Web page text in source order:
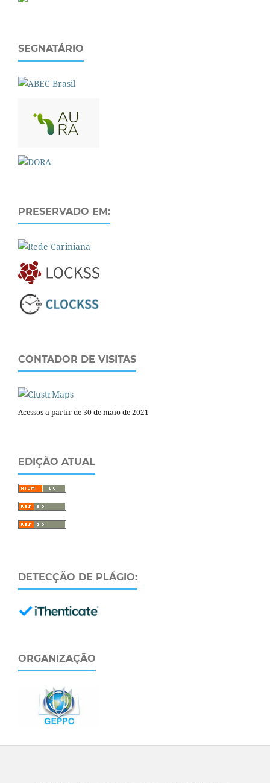
SEGNATÁRIO
PRESERVADO EM:
CONTADOR DE VISITAS
Acessos a partir de 30 de maio de 2021
EDIÇÃO ATUAL
DETECÇÃO DE PLÁGIO:
ORGANIZAÇÃO